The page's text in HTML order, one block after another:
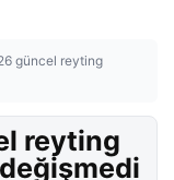
güncel reyting
reyting